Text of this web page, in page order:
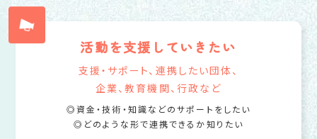
活動を支援していきたい
支援・サポート、連携したい団体、
企業、教育機関、行政など
資金・技術・知識などのサポートをしたい
どのような形で連携できるか知りたい